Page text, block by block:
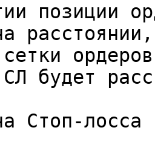
позиции
будет
Стоп-лосса